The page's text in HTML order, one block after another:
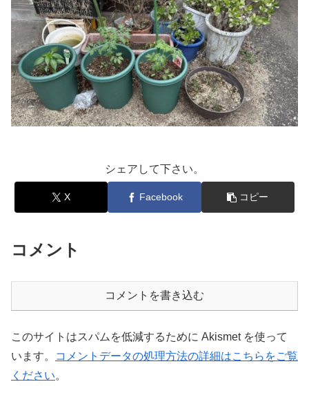
シェアして下さい。
X Facebook コピー
コメント
コメントを書き込む
このサイトはスパムを低減するために Akismet を使って
います。
コメントデータの処理方法の詳細はこちらをご覧
ください。